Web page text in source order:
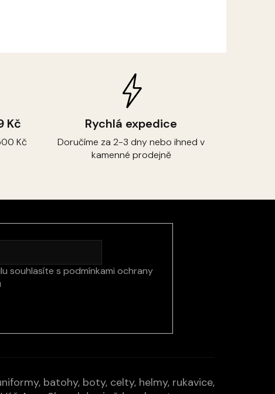
Kč
Kč
Rychlá expedice
Doručíme za 2-3 dny nebo ihned v
kamenné prodejně
souhlasíte s podmínkami ochrany
batohy, boty, celty, helmy, rukavice,